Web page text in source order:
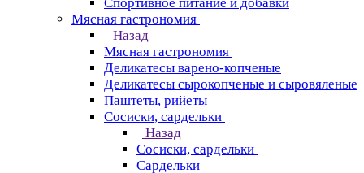
Мясная гастрономия
Назад
Мясная гастрономия
Деликатесы варено-копченые
Деликатесы сырокопченые и сыровяленые
Паштеты, рийеты
Сосиски, сардельки
Назад
Сосиски, сардельки
Сардельки